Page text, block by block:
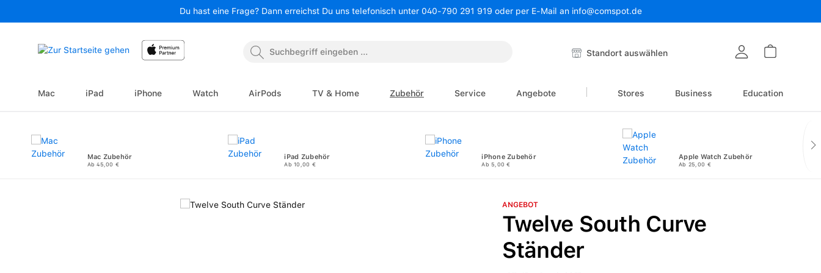
Du hast eine Frage? Dann erreichst Du uns telefonisch unter 040-790 291 919 oder per E-Mail an info@comspot.de
Standort auswählen
Mac iPad iPhone Watch AirPods TV & Home Zubehör Service Angebote Stores Business Education
Mac Zubehör
Ab 45,00 €
iPad Zubehör
Ab 10,00 €
iPhone Zubehör
Ab 5,00 €
Apple Watch Zubehör
Ab 25,00 €
ANGEBOT
Twelve South Curve
Ständer